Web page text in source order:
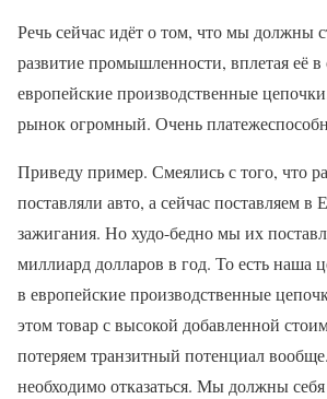
Речь сейчас идёт о том, что мы должны
развитие промышленности, вплетая её
европейские производственные
рынок огромный. Очень
Приведу пример. Смеялись с того, что
поставляли авто, а сейчас поставляем в
зажигания. Но худо-бедно мы их
миллиард долларов в год. То есть наша
в европейские производственные
этом товар с высокой добавленной
потеряем транзитный потенциал
необходимо отказаться. Мы должны